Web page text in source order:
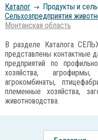
Каталог
Продукты и
Сельхозпредприятия
Монтанская область
В разделе Каталога
представлены контактные
предприятий по
хозяйства,
агрокомбинаты,
племенные хозяйства,
животноводства.